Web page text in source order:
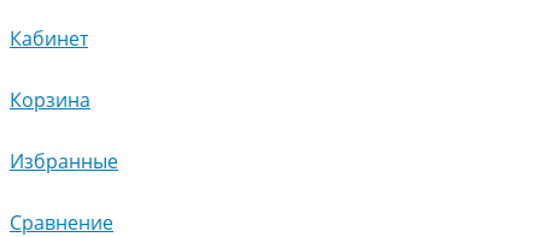
Кабинет
Корзина
Избранные
Сравнение